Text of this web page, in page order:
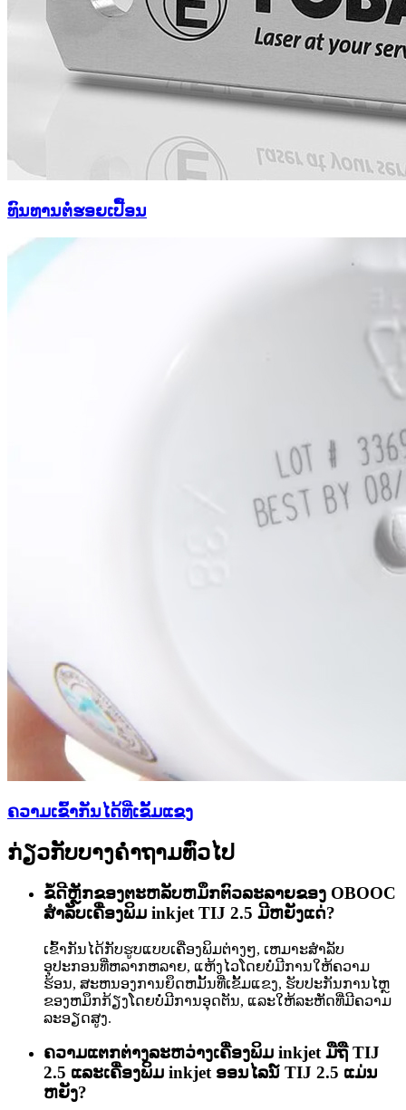
ທົນທານຕໍ່ຮອຍເປື້ອນ
ຄວາມເຂົ້າກັນໄດ້ທີ່ເຂັ້ມແຂງ
ກ່ຽວກັບບາງຄໍາຖາມທົ່ວໄປ
ຂໍ້ດີຫຼັກຂອງຕະຫລັບຫມຶກຕົວລະລາຍຂອງ OBOOC
ສໍາລັບເຄື່ອງພິມ inkjet TIJ 2.5 ມີຫຍັງແດ່?
ເຂົ້າກັນໄດ້ກັບຮູບແບບເຄື່ອງພິມຕ່າງໆ, ເຫມາະສໍາລັບ
ອຸປະກອນທີ່ຫລາກຫລາຍ, ແຫ້ງໄວໂດຍບໍ່ມີການໃຫ້ຄວາມ
ຮ້ອນ, ສະຫນອງການຍຶດຫມັ້ນທີ່ເຂັ້ມແຂງ, ຮັບປະກັນການໄຫຼ
ຂອງຫມຶກກ້ຽງໂດຍບໍ່ມີການອຸດຕັນ, ແລະໃຫ້ລະຫັດທີ່ມີຄວາມ
ລະອຽດສູງ.
ຄວາມແຕກຕ່າງລະຫວ່າງເຄື່ອງພິມ inkjet ມືຖື TIJ
2.5 ແລະເຄື່ອງພິມ inkjet ອອນໄລນ໌ TIJ 2.5 ແມ່ນ
ຫຍັງ?